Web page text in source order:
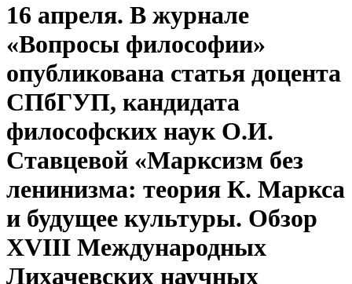
16 апреля. В журнале
«Вопросы философии»
опубликована статья доцента
СПбГУП, кандидата
философских наук О.И.
Ставцевой «Марксизм без
ленинизма: теория К. Маркса
и будущее культуры. Обзор
XVIII Международных
Лихачевских научных